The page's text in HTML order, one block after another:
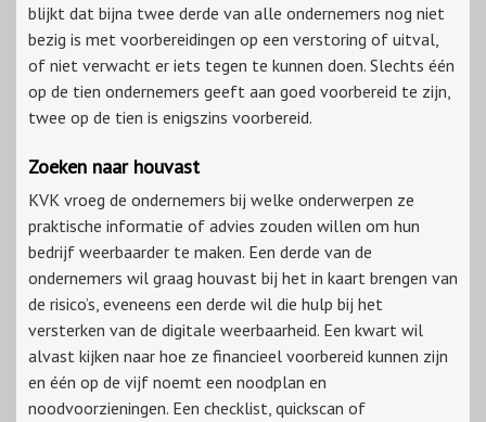
blijkt dat bijna twee derde van alle ondernemers nog niet
bezig is met voorbereidingen op een verstoring of uitval,
of niet verwacht er iets tegen te kunnen doen. Slechts één
op de tien ondernemers geeft aan goed voorbereid te zijn,
twee op de tien is enigszins voorbereid.
Zoeken naar houvast
KVK vroeg de ondernemers bij welke onderwerpen ze
praktische informatie of advies zouden willen om hun
bedrijf weerbaarder te maken. Een derde van de
ondernemers wil graag houvast bij het in kaart brengen van
de risico’s, eveneens een derde wil die hulp bij het
versterken van de digitale weerbaarheid. Een kwart wil
alvast kijken naar hoe ze financieel voorbereid kunnen zijn
en één op de vijf noemt een noodplan en
noodvoorzieningen. Een checklist, quickscan of